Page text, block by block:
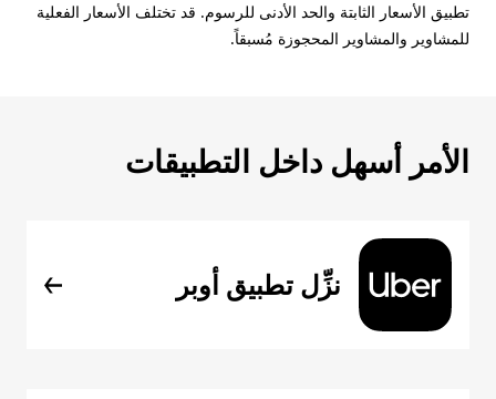
تطبيق الأسعار الثابتة والحد الأدنى للرسوم. قد تختلف الأسعار الفعلية
للمشاوير والمشاوير المحجوزة مُسبقاً.
الأمر أسهل داخل التطبيقات
نزِّل تطبيق أوبر